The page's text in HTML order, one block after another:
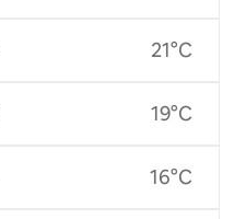
21°C
19°C
16°C